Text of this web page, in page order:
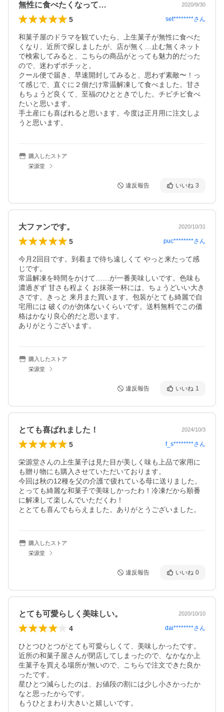
無性に食べたくなって… 2020/9/30
5 set********さん
和菓子屋のドラマを観ていたら、上生菓子が無性に食べた
くなり、近所で探しましたが、店が無く…止む無くネット
で検索してみると、こちらの商品がとっても魅力的だった
ので、迷わずポチッと。
クール便で届き、早速開封してみると、思わず素敵〜！っ
て感じで、直ぐに２個だけ常温解凍して食べました。甘さ
もちょうど良くて、至福のひとときでした。チビチビ食べ
たいと思います。
手土産にも喜ばれると思います。今度は正月用に注文しよ
うと思います。
購入したストア
栄源堂
違反報告 いいね 3
大ファンです。 2020/10/31
5 puc********さん
今月2回目です。到着まで待ち遠しくて やっと来たって感
じです。
常温解凍を時間をかけて……が一番美味しいです。色味も
濃過ぎず 甘さも程よく お抹茶一杯には、ちょうどいい大き
さです。きっと 来月また買います。包装がとても綺麗で自
宅用には 破くのが勿体ないくらいです。送料無料でこの価
格はかなり良心的だと思います。
ありがとうございます。
購入したストア
栄源堂
違反報告 いいね 1
とても喜ばれました！ 2024/10/3
5 f_s********さん
栄源堂さんの上生菓子は見た目が美しく味も上品で家用に
も贈り物にも購入させていただいております。
今回は秋の12種を父の介護で疲れている母に送りました。
とっても綺麗な和菓子で美味しかったわ！冷凍だから順番
に解凍して楽しんでいただくわ！
ととても喜んでもらえました。ありがとうございました。
購入したストア
栄源堂
違反報告 いいね 0
とても可愛らしく美味しい。 2020/10/10
4 dai********さん
ひとつひとつがとても可愛らしくて、美味しかったです。
近所の和菓子屋さんが閉店してしまったので、なかなか上
生菓子を買える場所が無いので、こちらで注文できた良か
ったです。
星ひとつ減らしたのは、お値段の割には少し小さかったか
なと思ったからです。
もうひとまわり大きいと嬉しいです。